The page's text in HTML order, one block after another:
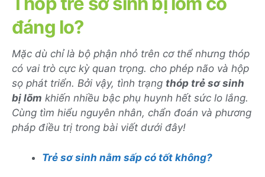
đáng lo?
Mặc dù chỉ là bộ phận nhỏ trên cơ thể nhưng thóp
có vai trò cực kỳ quan trọng. cho phép não và hộp
sọ phát triển. Bởi vậy, tình trạng thóp trẻ sơ sinh
bị lõm khiến nhiều bậc phụ huynh hết sức lo lắng.
Cùng tìm hiểu nguyên nhân, chẩn đoán và phương
pháp điều trị trong bài viết dưới đây!
Trẻ sơ sinh nằm sấp có tốt không?